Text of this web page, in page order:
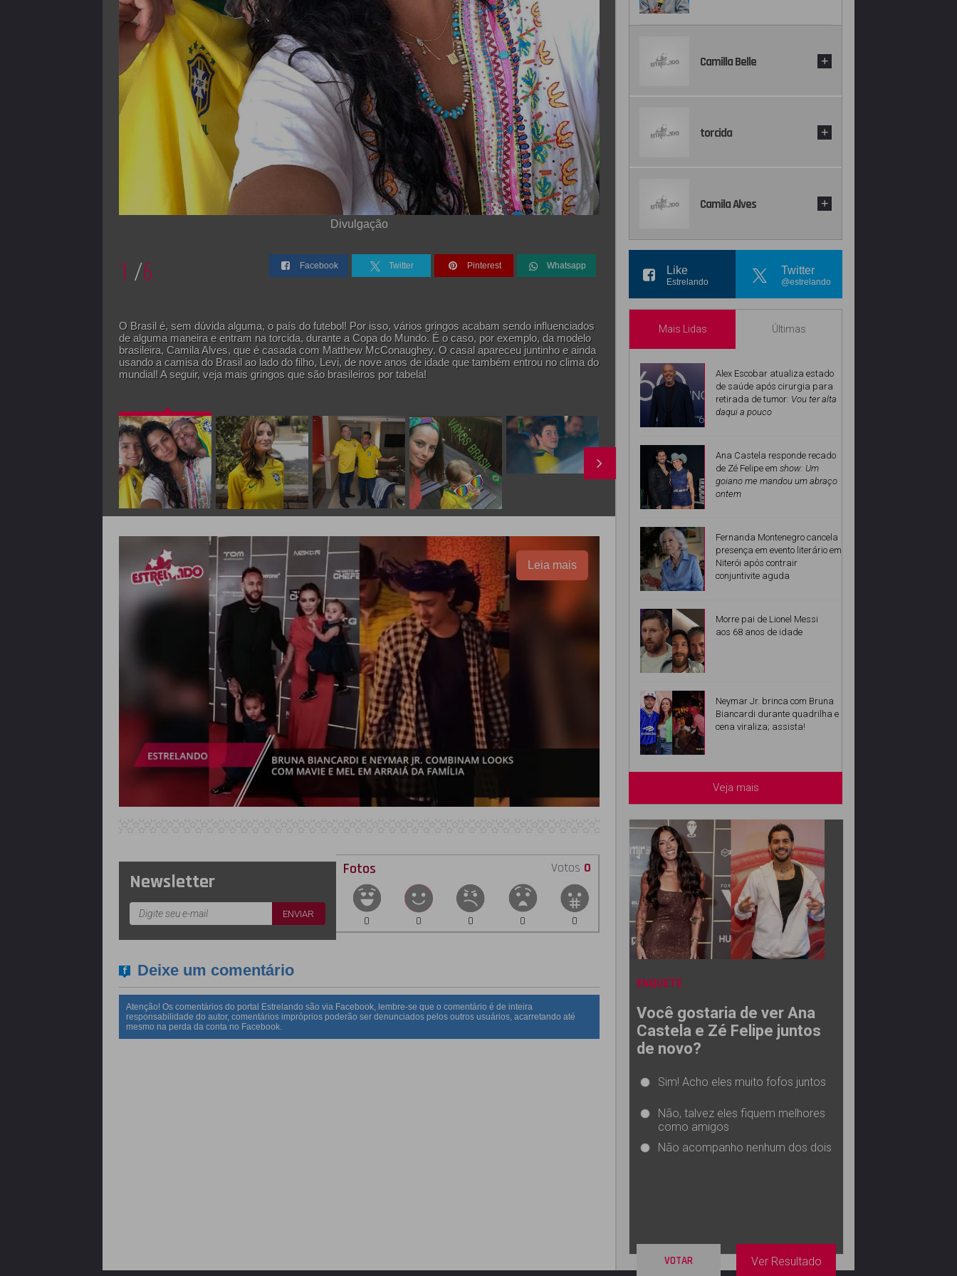
Divulgação
1 /6 Facebook Twitter Pinterest Whatsapp
O Brasil é, sem dúvida alguma, o país do futebol! Por isso, vários gringos acabam sendo influenciados
de alguma maneira e entram na torcida, durante a Copa do Mundo. É o caso, por exemplo, da modelo
brasileira, Camila Alves, que é casada com Matthew McConaughey. O casal apareceu juntinho e ainda
usando a camisa do Brasil ao lado do filho, Levi, de nove anos de idade que também entrou no clima do
mundial! A seguir, veja mais gringos que são brasileiros por tabela!
Leia mais
Newsletter
Fotos Votos 0
0 0 0 0 0
Deixe um comentário
Atenção! Os comentários do portal Estrelando são via Facebook, lembre-se que o comentário é de inteira
responsabilidade do autor, comentários impróprios poderão ser denunciados pelos outros usuários, acarretando até
mesmo na perda da conta no Facebook.
Camilla Belle +
torcida +
Camila Alves +
Like
Estrelando
Twitter
@estrelando
Mais Lidas Últimas
Alex Escobar atualiza estado
de saúde após cirurgia para
retirada de tumor: Vou ter alta
daqui a pouco
Ana Castela responde recado
de Zé Felipe em show: Um
goiano me mandou um abraço
ontem
Fernanda Montenegro cancela
presença em evento literário em
Niterói após contrair
conjuntivite aguda
Morre pai de Lionel Messi
aos 68 anos de idade
Neymar Jr. brinca com Bruna
Biancardi durante quadrilha e
cena viraliza; assista!
Veja mais
ENQUETE
Você gostaria de ver Ana
Castela e Zé Felipe juntos
de novo?
Sim! Acho eles muito fofos juntos
Não, talvez eles fiquem melhores
como amigos
Não acompanho nenhum dos dois
VOTAR Ver Resultado